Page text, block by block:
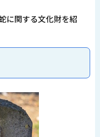
に関する文化財を紹